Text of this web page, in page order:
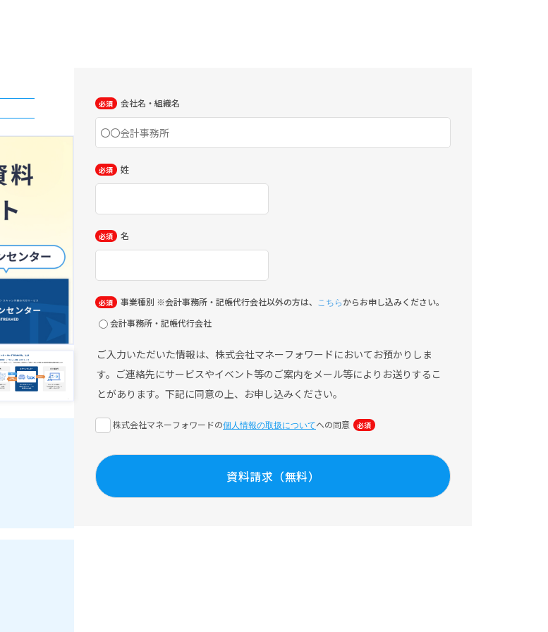
会社名・組織名
姓
名
事業種別 ※会計事務所・記帳代行会社以外の方は、 こちら からお申し込みください。
会計事務所・記帳代行会社
ご入力いただいた情報は、株式会社マネーフォワードにおいてお預かりしま
す。ご連絡先にサービスやイベント等のご案内をメール等によりお送りするこ
とがあります。下記に同意の上、お申し込みください。
株式会社マネーフォワードの個人情報の取扱についてへの同意